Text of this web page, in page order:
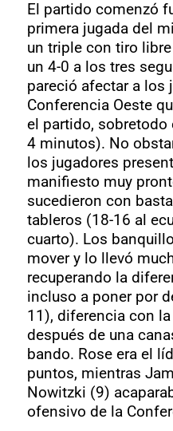
El partido comenzó
primera jugada del
un triple con tiro
un 4-0 a los tres
pareció afectar a los
Conferencia Oeste
el partido, sobretodo
4 minutos). No
los jugadores
manifiesto muy
sucedieron con
tableros (18-16 al
cuarto). Los
mover y lo llevó
recuperando la
incluso a poner por
11), diferencia con
después de una
bando. Rose era el
puntos, mientras
Nowitzki (9)
ofensivo de la